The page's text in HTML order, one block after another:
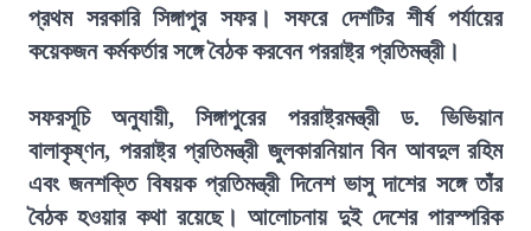
প্রথম সরকারি সিঙ্গাপুর সফর। সফরে দেশটির শীর্ষ পর্যায়ের
কয়েকজন কর্মকর্তার সঙ্গে বৈঠক করবেন পররাষ্ট্র প্রতিমন্ত্রী।
সফরসূচি অনুযায়ী, সিঙ্গাপুরের পররাষ্ট্রমন্ত্রী ড. ভিভিয়ান
বালাকৃষ্ণন, পররাষ্ট্র প্রতিমন্ত্রী জুলকারনিয়ান বিন আবদুল রহিম
এবং জনশক্তি বিষয়ক প্রতিমন্ত্রী দিনেশ ভাসু দাশের সঙ্গে তাঁর
বৈঠক হওয়ার কথা রয়েছে। আলোচনায় দুই দেশের পারস্পরিক